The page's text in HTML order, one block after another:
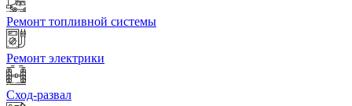
Ремонт топливной системы
Ремонт электрики
Сход-развал